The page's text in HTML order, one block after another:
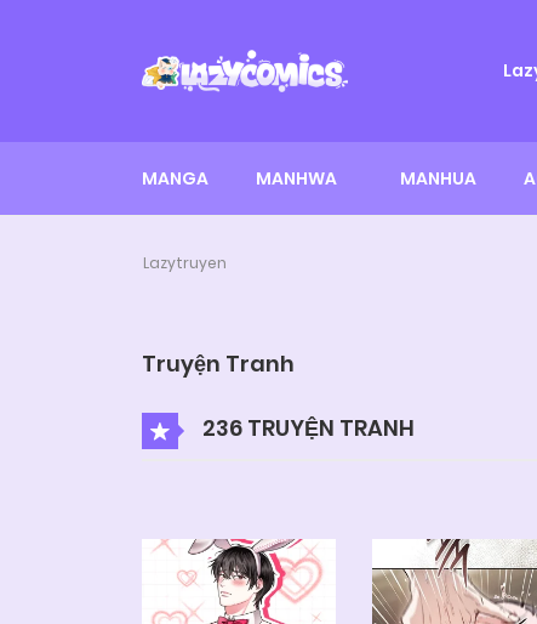
MANGA MANHWA MANHUA
Lazytruyen
Truyện Tranh
236 TRUYỆN TRANH